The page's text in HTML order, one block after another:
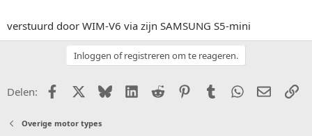
verstuurd door WIM-V6 via zijn SAMSUNG S5-mini
Inloggen of registreren om te reageren.
Delen: FacebookX (Twitter)
BlueskyLinkedIn
Reddit PinterestTumblr WhatsApp
E-mail
Overige motor types